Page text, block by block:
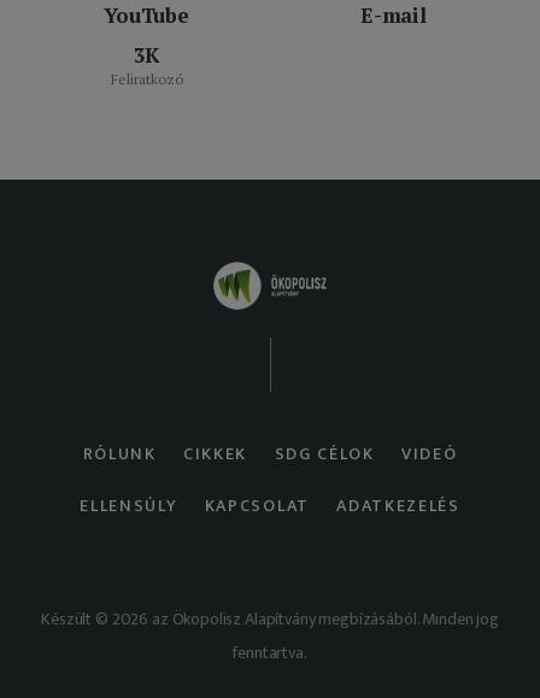
YouTube
3K
Feliratkozó
E-mail
RÓLUNK CIKKEK SDG CÉLOK
VIDEÓ
ELLENSÚLY
KAPCSOLAT ADATKEZELÉS
Készült © 2026 az Ökopolisz Alapítvány megbízásából. Minden jog
fenntartva.